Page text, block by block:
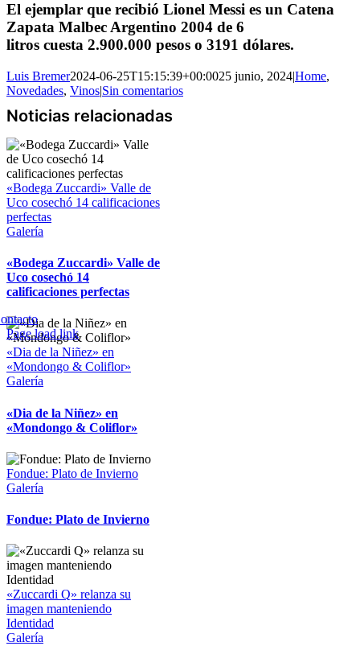
El ejemplar que recibió Lionel Messi es un Catena
Zapata Malbec Argentino 2004 de 6
litros cuesta 2.900.000 pesos o 3191 dólares.
Luis Bremer2024-06-25T15:15:39+00:0025 junio, 2024|Home,
Novedades, Vinos|Sin comentarios
«Bodega Zuccardi» Valle de
Uco cosechó 14 calificaciones
perfectas
Galería
«Bodega Zuccardi» Valle de
Uco cosechó 14
calificaciones perfectas
«Dia de la Niñez» en
«Mondongo & Coliflor»
Galería
«Dia de la Niñez» en
«Mondongo & Coliflor»
Fondue: Plato de Invierno
Galería
Fondue: Plato de Invierno
«Zuccardi Q» relanza su
imagen manteniendo
Identidad
Galería
Page load link
Ir
a
Arriba